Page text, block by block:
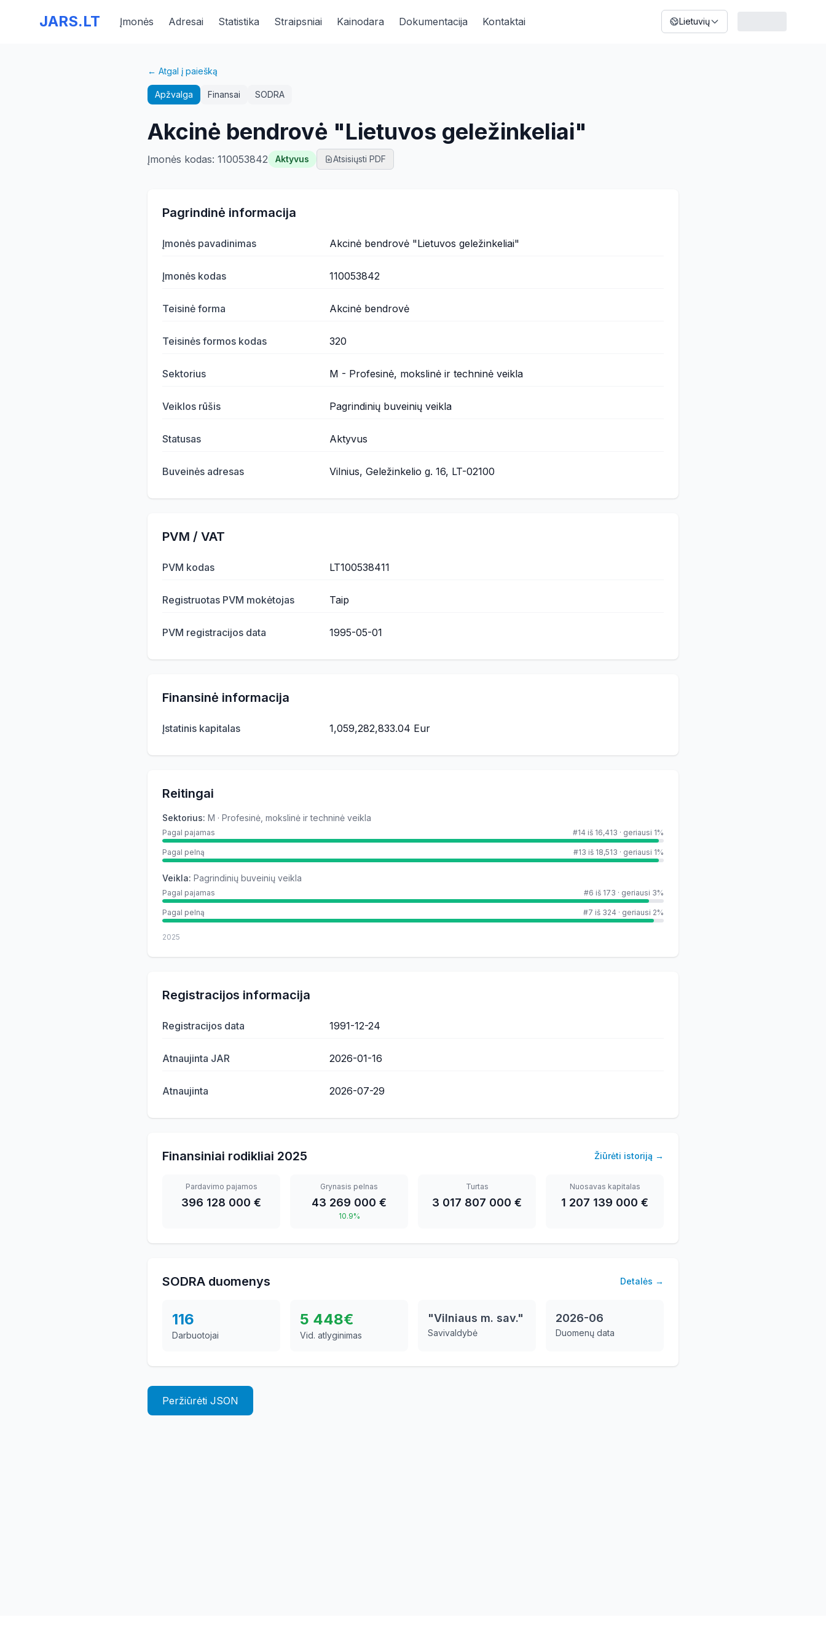
JARS.LT Įmonės Adresai Statistika Straipsniai Kainodara Dokumentacija Kontaktai Lietuvių
← Atgal į paiešką
Apžvalga Finansai SODRA
Akcinė bendrovė "Lietuvos geležinkeliai"
Įmonės kodas: 110053842 Aktyvus Atsisiųsti PDF
Pagrindinė informacija
Įmonės pavadinimas Akcinė bendrovė "Lietuvos geležinkeliai"
Įmonės kodas 110053842
Teisinė forma Akcinė bendrovė
Teisinės formos kodas 320
Sektorius M - Profesinė, mokslinė ir techninė veikla
Veiklos rūšis Pagrindinių buveinių veikla
Statusas Aktyvus
Buveinės adresas Vilnius, Geležinkelio g. 16, LT-02100
PVM / VAT
PVM kodas LT100538411
Registruotas PVM mokėtojas Taip
PVM registracijos data 1995-05-01
Finansinė informacija
Įstatinis kapitalas 1,059,282,833.04 Eur
Reitingai
Sektorius: M · Profesinė, mokslinė ir techninė veikla
Pagal pajamas #14 iš 16,413 · geriausi 1%
Pagal pelną #13 iš 18,513 · geriausi 1%
Veikla: Pagrindinių buveinių veikla
Pagal pajamas #6 iš 173 · geriausi 3%
Pagal pelną #7 iš 324 · geriausi 2%
2025
Registracijos informacija
Registracijos data 1991-12-24
Atnaujinta JAR 2026-01-16
Atnaujinta 2026-07-29
Finansiniai rodikliai 2025 Žiūrėti istoriją →
Pardavimo pajamos
396 128 000 €
Grynasis pelnas
43 269 000 €
10.9%
Turtas
3 017 807 000 €
Nuosavas kapitalas
1 207 139 000 €
SODRA duomenys Detalės →
116
Darbuotojai
5 448€
Vid. atlyginimas
"Vilniaus m. sav."
Savivaldybė
2026-06
Duomenų data
Peržiūrėti JSON